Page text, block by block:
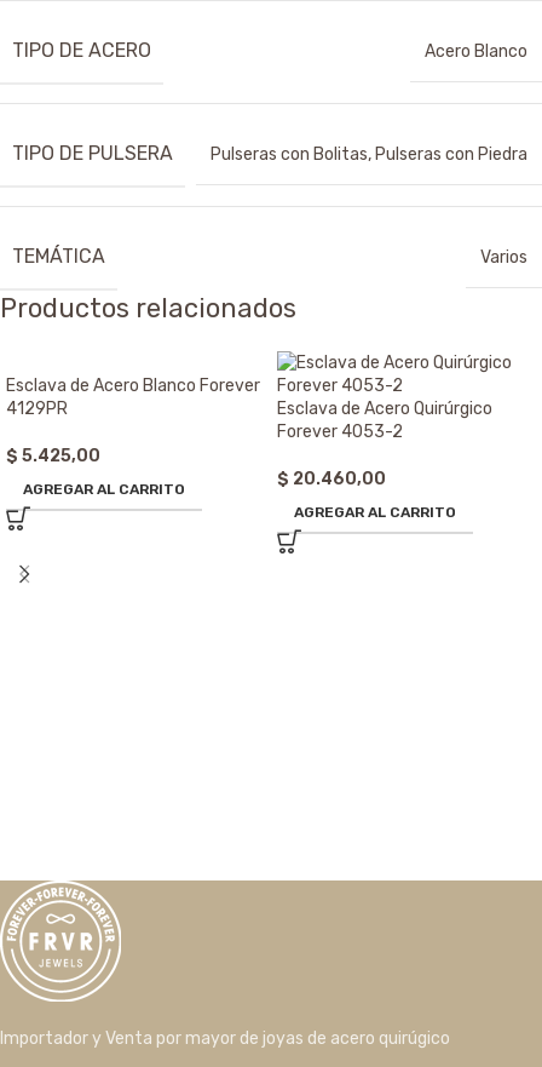
TIPO DE ACERO Acero Blanco
TIPO DE PULSERA Pulseras con Bolitas, Pulseras con Piedra
TEMÁTICA Varios
Productos relacionados
Esclava de Acero Blanco Forever
4129PR
$ 5.425,00
AGREGAR AL CARRITO
Esclava de Acero Quirúrgico
Forever 4053-2
$ 20.460,00
AGREGAR AL CARRITO
Importador y Venta por mayor de joyas de acero quirúgico